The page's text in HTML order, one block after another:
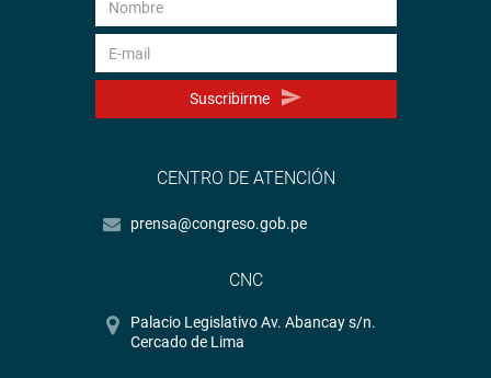
Suscribirme
CENTRO DE ATENCIÓN
prensa@congreso.gob.pe
CNC
Palacio Legislativo Av. Abancay s/n.
Cercado de Lima